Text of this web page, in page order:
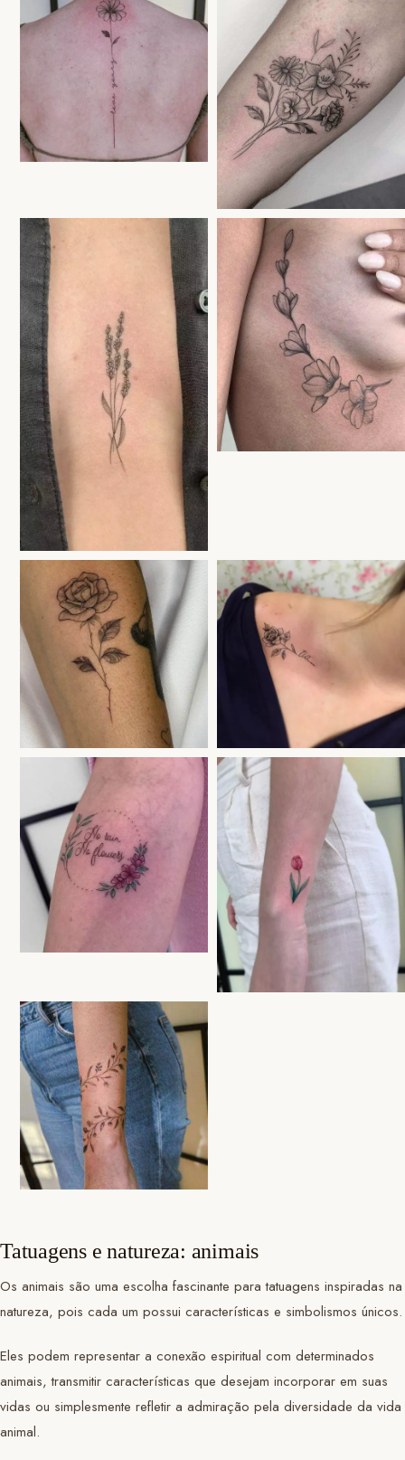
Tatuagens e natureza: animais
Os animais são uma escolha fascinante para tatuagens inspiradas na
natureza, pois cada um possui características e simbolismos únicos.
Eles podem representar a conexão espiritual com determinados
animais, transmitir características que desejam incorporar em suas
vidas ou simplesmente refletir a admiração pela diversidade da vida
animal.